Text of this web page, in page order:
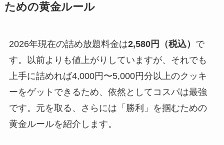
ための黄金ルール
2026年現在の詰め放題料金は2,580円（税込） で
す。以前よりも値上がりしていますが、それでも
上手に詰めれば4,000円〜5,000円分以上のクッキ
ーをゲットできるため、依然としてコスパは最強
です。元を取る、さらには「勝利」を掴むための
黄金ルールを紹介します。